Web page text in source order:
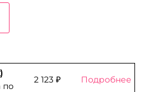
по
2 123 ₽ Подробнее